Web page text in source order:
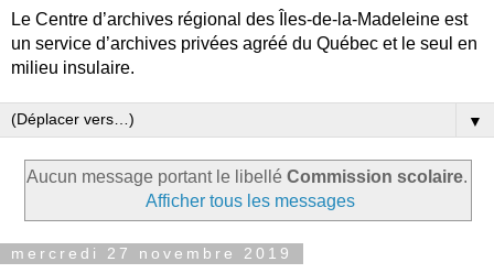
Le Centre d’archives régional des Îles-de-la-Madeleine est
un service d’archives privées agréé du Québec et le seul en
milieu insulaire.
▼
Aucun message portant le libellé Commission scolaire.
Afficher tous les messages
mercredi 27 novembre 2019